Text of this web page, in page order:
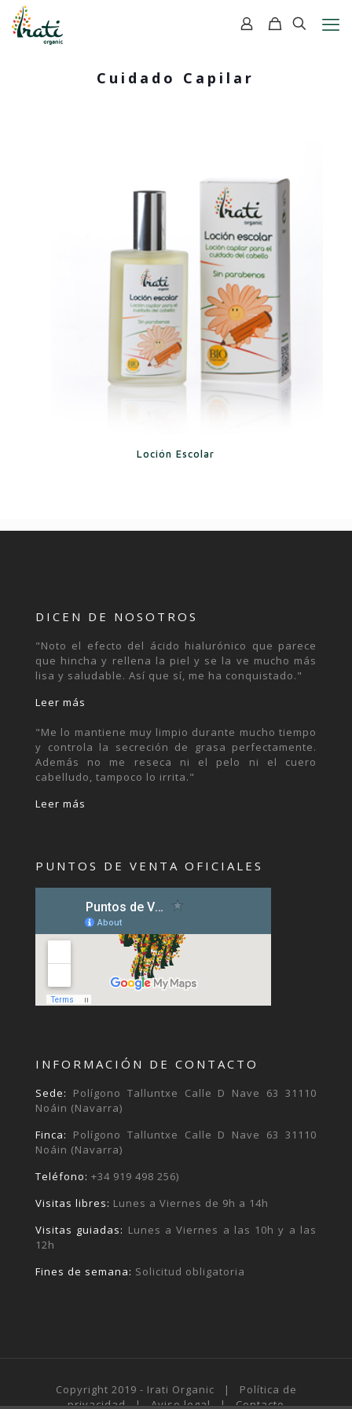
Cuidado Capilar
Loción Escolar
DICEN DE NOSOTROS
"Noto el efecto del ácido hialurónico que parece
que hincha y rellena la piel y se la ve mucho más
lisa y saludable. Así que sí, me ha conquistado."
Leer más
"Me lo mantiene muy limpio durante mucho tiempo
y controla la secreción de grasa perfectamente.
Además no me reseca ni el pelo ni el cuero
cabelludo, tampoco lo irrita."
Leer más
PUNTOS DE VENTA OFICIALES
INFORMACIÓN DE CONTACTO
Sede: Polígono Talluntxe Calle D Nave 63 31110
Noáin (Navarra)
Finca: Polígono Talluntxe Calle D Nave 63 31110
Noáin (Navarra)
Teléfono: +34 919 498 256)
Visitas libres: Lunes a Viernes de 9h a 14h
Visitas guiadas: Lunes a Viernes a las 10h y a las
12h
Fines de semana: Solicitud obligatoria
Copyright 2019 - Irati Organic | Política de
privacidad|Aviso legal|Contacto